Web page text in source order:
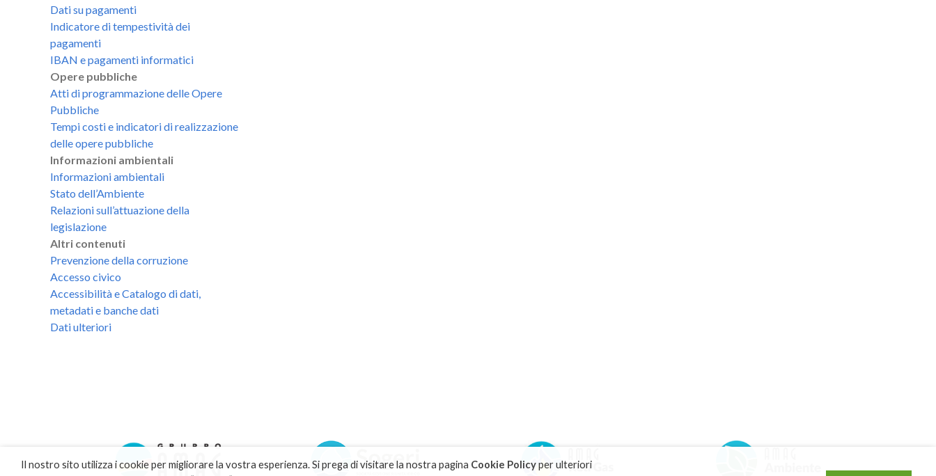
Dati su pagamenti
Indicatore di tempestività dei
pagamenti
IBAN e pagamenti informatici
Opere pubbliche
Atti di programmazione delle Opere
Pubbliche
Tempi costi e indicatori di realizzazione
delle opere pubbliche
Informazioni ambientali
Informazioni ambientali
Stato dell’Ambiente
Relazioni sull’attuazione della
legislazione
Altri contenuti
Prevenzione della corruzione
Accesso civico
Accessibilità e Catalogo di dati,
metadati e banche dati
Dati ulteriori
Il nostro sito utilizza i cookie per migliorare la vostra esperienza. Si prega di visitare la nostra pagina Cookie Policyper ulteriori